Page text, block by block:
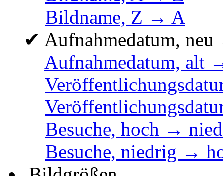
Bildname, Z → A
✔ Aufnahmedatum,
Aufnahmedatum, alt
Besuche, hoch →
Besuche, niedrig →